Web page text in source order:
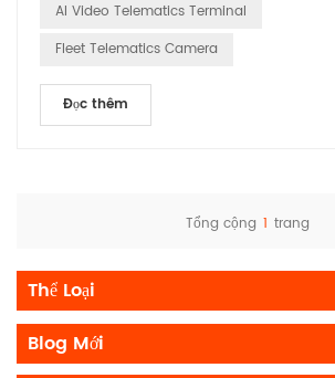
AI Video Telematics Terminal
Fleet Telematics Camera
Đọc thêm
Tổng cộng 1 trang
Thể Loại
Blog Mới